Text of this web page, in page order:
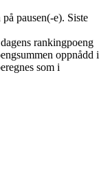
pausen(-e). Siste
rankingpoeng
oppnådd i
som i